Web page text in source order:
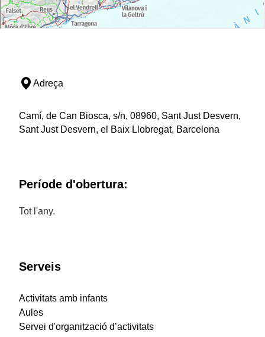
Adreça
Camí, de Can Biosca, s/n, 08960, Sant Just Desvern,
Sant Just Desvern, el Baix Llobregat, Barcelona
Període d'obertura:
Tot l'any.
Serveis
Activitats amb infants
Aules
Servei d'organització d’activitats